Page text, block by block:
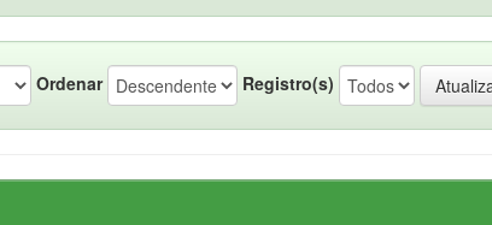
Ordenar Registro(s)